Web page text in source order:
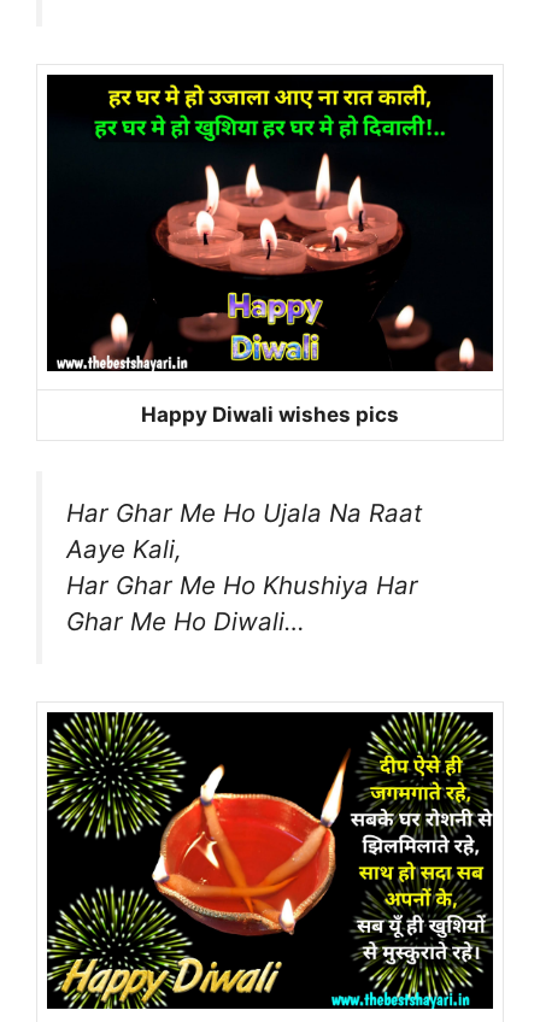
Happy Diwali wishes pics
Har Ghar Me Ho Ujala Na Raat
Aaye Kali,
Har Ghar Me Ho Khushiya Har
Ghar Me Ho Diwali…